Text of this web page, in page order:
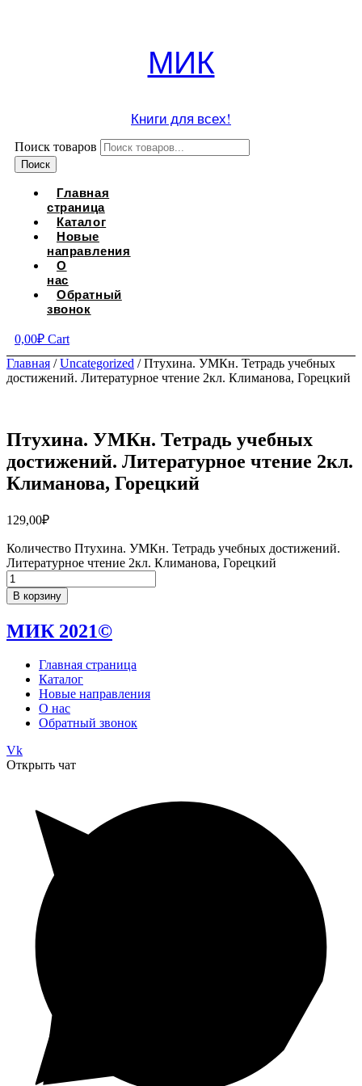
МИК
Книги для всех!
Поиск товаров
Поиск
Главная
страница
Каталог
Новые
направления
О
нас
Обратный
звонок
0,00₽ Cart
Главная /Uncategorized / Птухина. УМКн. Тетрадь учебных
достижений. Литературное чтение 2кл. Климанова, Горецкий
Птухина. УМКн. Тетрадь учебных
достижений. Литературное чтение 2кл.
Климанова, Горецкий
129,00₽
Количество Птухина. УМКн. Тетрадь учебных достижений.
Литературное чтение 2кл. Климанова, Горецкий
В корзину
МИК 2021©
Главная страница
Каталог
Новые направления
О нас
Обратный звонок
Vk
Открыть чат